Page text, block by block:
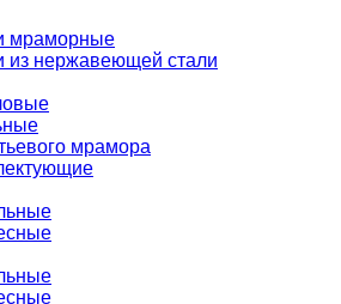
мраморные
из нержавеющей стали
мрамора